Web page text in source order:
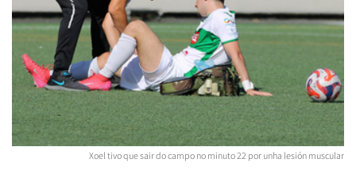
Xoel tivo que sair do campo no minuto 22 por unha lesión muscular